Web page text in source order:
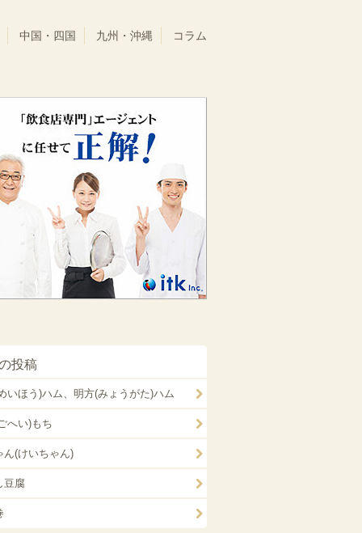
中国・四国 九州・沖縄 コラム
投稿
いほう)ハム、明方(みょうがた)ハム
へい)もち
ん(けいちゃん)
豆腐